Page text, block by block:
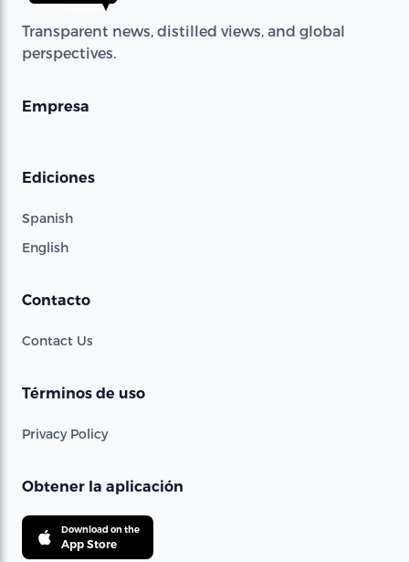
Transparent news, distilled views, and global
perspectives.
Empresa
Ediciones
Spanish
English
Contacto
Contact Us
Términos de uso
Privacy Policy
Obtener la aplicación
Download on the
App Store